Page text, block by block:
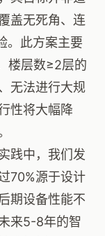
盖无死角、连
。此方案主要
楼层数≥2层的
无法进行大规
性将大幅降
践中，我们发
70%源于设计
期设备性能不
来5-8年的智